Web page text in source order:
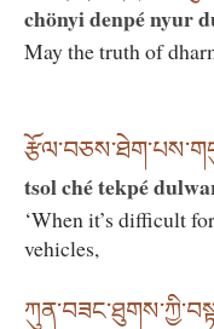
chönyi denpé nyur
May the truth of
tsol ché tekpé
‘When it’s difficult
vehicles,